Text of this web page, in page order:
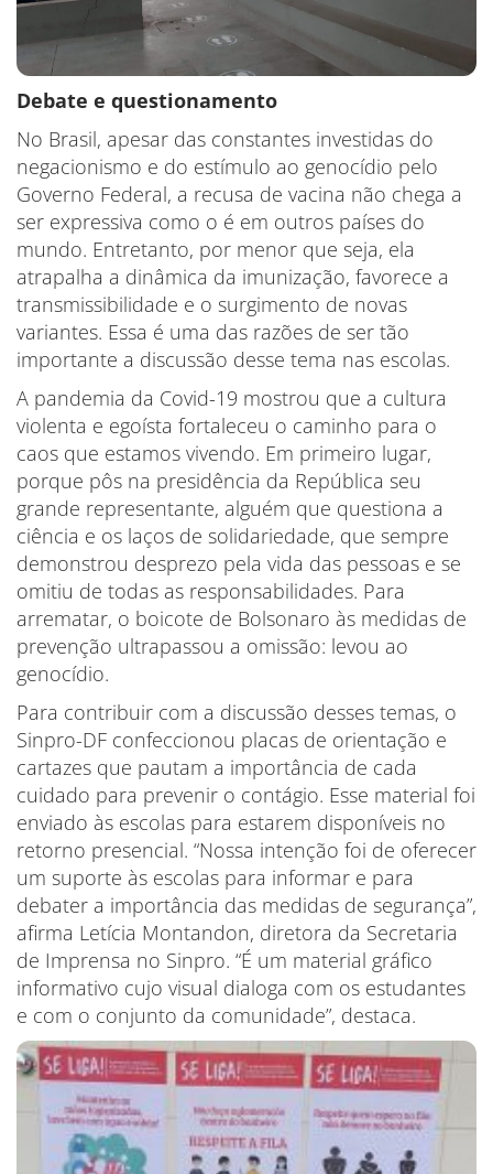
Debate e questionamento
No Brasil, apesar das constantes investidas do
negacionismo e do estímulo ao genocídio pelo
Governo Federal, a recusa de vacina não chega a
ser expressiva como o é em outros países do
mundo. Entretanto, por menor que seja, ela
atrapalha a dinâmica da imunização, favorece a
transmissibilidade e o surgimento de novas
variantes. Essa é uma das razões de ser tão
importante a discussão desse tema nas escolas.
A pandemia da Covid-19 mostrou que a cultura
violenta e egoísta fortaleceu o caminho para o
caos que estamos vivendo. Em primeiro lugar,
porque pôs na presidência da República seu
grande representante, alguém que questiona a
ciência e os laços de solidariedade, que sempre
demonstrou desprezo pela vida das pessoas e se
omitiu de todas as responsabilidades. Para
arrematar, o boicote de Bolsonaro às medidas de
prevenção ultrapassou a omissão: levou ao
genocídio.
Para contribuir com a discussão desses temas, o
Sinpro-DF confeccionou placas de orientação e
cartazes que pautam a importância de cada
cuidado para prevenir o contágio. Esse material foi
enviado às escolas para estarem disponíveis no
retorno presencial. “Nossa intenção foi de oferecer
um suporte às escolas para informar e para
debater a importância das medidas de segurança”,
afirma Letícia Montandon, diretora da Secretaria
de Imprensa no Sinpro. “É um material gráfico
informativo cujo visual dialoga com os estudantes
e com o conjunto da comunidade”, destaca.